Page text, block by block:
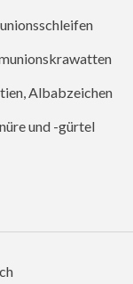
Albabzeichen
und -gürtel